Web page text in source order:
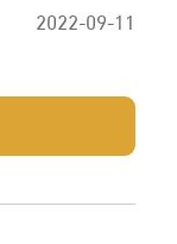
2022-09-11